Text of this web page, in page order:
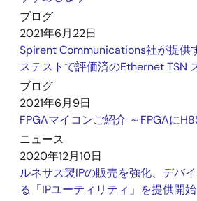
ブログ
2021年6月22日
Spirent Communications社が提供
ステストで評価済のEthernet TSN
ブログ
2021年6月9日
FPGAマイコンご紹介 ～FPGAに
ニュース
2020年12月10日
ルネサス製IPの販売を強化、デバ
る「IPユーティリティ」を提供開始